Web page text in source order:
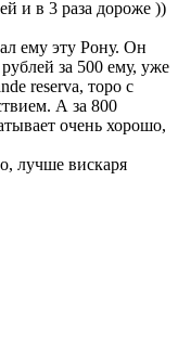
и в 3 раза дороже ))
ему эту Рону. Он
за 500 ему, уже
reserva, торо с
А за 800
очень хорошо,
лучше вискаря